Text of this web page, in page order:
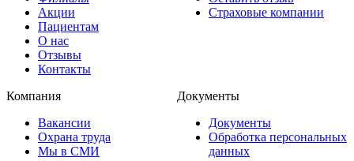
Акции
Пациентам
О нас
Отзывы
Контакты
Страховые компании
Компания
Вакансии
Охрана труда
Мы в СМИ
Документы
Документы
Обработка персональных
данных